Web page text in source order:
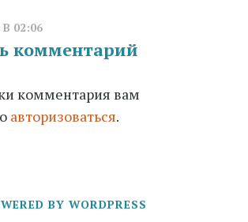
В 02:06
комментарий
комментария вам
авторизоваться.
BY WORDPRESS